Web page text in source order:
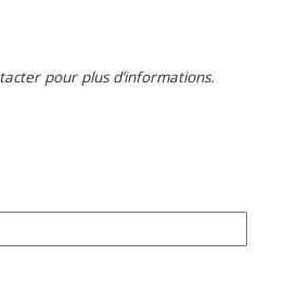
pour plus d’informations.